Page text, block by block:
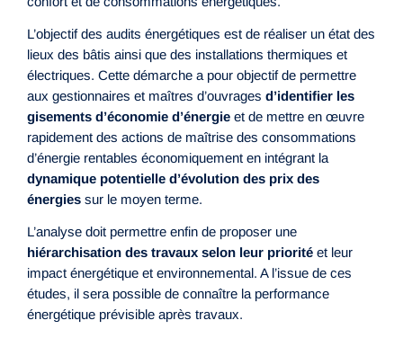
L’objectif des audits énergétiques est de réaliser un état des
lieux des bâtis ainsi que des installations thermiques et
électriques. Cette démarche a pour objectif de permettre
aux gestionnaires et maîtres d’ouvrages d’identifier les
gisements d’économie d’énergie et de mettre en œuvre
rapidement des actions de maîtrise des consommations
d’énergie rentables économiquement en intégrant la
dynamique potentielle d’évolution des prix des
énergies sur le moyen terme.
L’analyse doit permettre enfin de proposer une
hiérarchisation des travaux selon leur priorité et leur
impact énergétique et environnemental. A l’issue de ces
études, il sera possible de connaître la performance
énergétique prévisible après travaux.